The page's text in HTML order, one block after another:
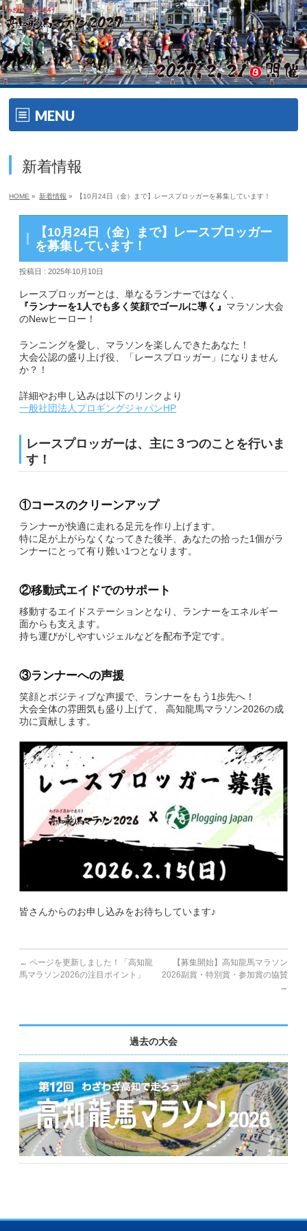
MENU
大会の特徴
ゲスト・ゲストランナー
エイドメニュー
大会データ
エントリー
コース（給水、関門等）
Q&A | お問い合わせ
Q&A
お問い合わせ
English
新着情報
HOME » 新着情報 » 【10月24日（金）まで】レースプロッガーを募集しています！
【10月24日（金）まで】レースプロッガー
を募集しています！
投稿日 : 2025年10月10日
レースプロッガーとは、単なるランナーではなく、
『ランナーを1人でも多く笑顔でゴールに導く』 マラソン大会
のNewヒーロー！
ランニングを愛し、マラソンを楽しんできたあなた！
大会公認の盛り上げ役、「レースプロッガー」になりません
か？！
詳細やお申し込みは以下のリンクより
一般社団法人プロギングジャパンHP
レースプロッガーは、主に３つのことを行いま
す！
①コースのクリーンアップ
ランナーが快適に走れる足元を作り上げます。
特に足が上がらなくなってきた後半、あなたの拾った1個がラ
ンナーにとって有り難い1つとなります。
②移動式エイドでのサポート
移動するエイドステーションとなり、ランナーをエネルギー
面からも支えます。
持ち運びがしやすいジェルなどを配布予定です。
③ランナーへの声援
笑顔とポジティブな声援で、ランナーをもう1歩先へ！
大会全体の雰囲気も盛り上げて、 高知龍馬マラソン2026の成
功に貢献します。
皆さんからのお申し込みをお待ちしています♪
← ページを更新しました！「高知龍
馬マラソン2026の注目ポイント」
【募集開始】高知龍馬マラソン
2026副賞・特別賞・参加賞の協賛
→
過去の大会